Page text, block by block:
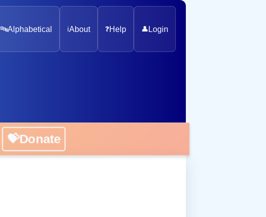
🔤Alphabetical ℹ️About ❓Help 👤 Login
💝Donate